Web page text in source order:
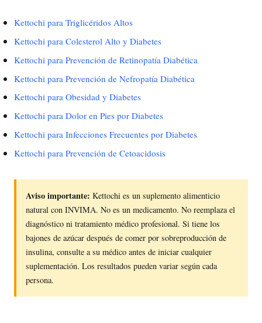
Kettochi para Triglicéridos Altos
Kettochi para Colesterol Alto y Diabetes
Kettochi para Prevención de Retinopatía Diabética
Kettochi para Prevención de Nefropatía Diabética
Kettochi para Obesidad y Diabetes
Kettochi para Dolor en Pies por Diabetes
Kettochi para Infecciones Frecuentes por Diabetes
Kettochi para Prevención de Cetoacidosis
Aviso importante: Kettochi es un suplemento alimenticio
natural con INVIMA. No es un medicamento. No reemplaza el
diagnóstico ni tratamiento médico profesional. Si tiene los
bajones de azúcar después de comer por sobreproducción de
insulina, consulte a su médico antes de iniciar cualquier
suplementación. Los resultados pueden variar según cada
persona.